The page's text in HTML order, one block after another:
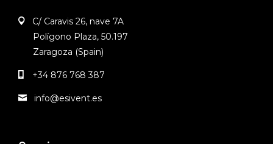
C/ Caravis 26, nave 7A
Polígono Plaza, 50.197
Zaragoza (Spain)
+34 876 768 387
info@esivent.es